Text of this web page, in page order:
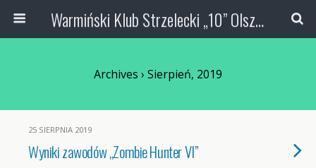
Warmiński Klub Strzelecki „10” Olsztyn
Archives › Sierpień, 2019
25 SIERPNIA 2019
Wyniki zawodów „Zombie Hunter VI”